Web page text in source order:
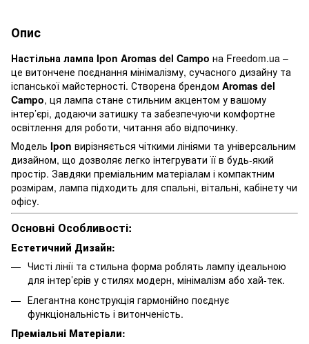
Опис
Настільна лампа Ipon Aromas del Campo на Freedom.ua –
це витончене поєднання мінімалізму, сучасного дизайну та
іспанської майстерності. Створена брендом Aromas del
Campo, ця лампа стане стильним акцентом у вашому
інтер’єрі, додаючи затишку та забезпечуючи комфортне
освітлення для роботи, читання або відпочинку.
Модель Ipon вирізняється чіткими лініями та універсальним
дизайном, що дозволяє легко інтегрувати її в будь-який
простір. Завдяки преміальним матеріалам і компактним
розмірам, лампа підходить для спальні, вітальні, кабінету чи
офісу.
Основні Особливості:
Естетичний Дизайн:
Чисті лінії та стильна форма роблять лампу ідеальною
для інтер’єрів у стилях модерн, мінімалізм або хай-тек.
Елегантна конструкція гармонійно поєднує
функціональність і витонченість.
Преміальні Матеріали: